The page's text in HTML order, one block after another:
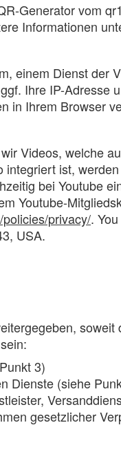
Generator vom
Informationen
einem Dienst der
Ihre IP-Adresse
in Ihrem Browser
Videos, welche
ist,
bei Youtube
Youtube-
privacy/.
USA.
3)
Dienste (siehe
gesetzlicher